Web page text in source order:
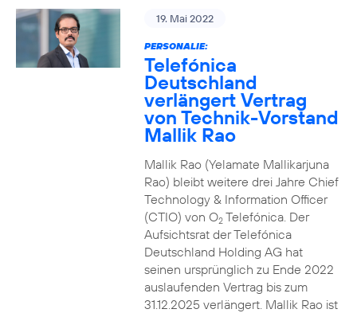
19. Mai 2022
PERSONALIE:
Telefónica
Deutschland
verlängert Vertrag
von Technik-Vorstand
Mallik Rao
Mallik Rao (Yelamate Mallikarjuna
Rao) bleibt weitere drei Jahre Chief
Technology & Information Officer
(CTIO) von O2Telefónica. Der
Aufsichtsrat der Telefónica
Deutschland Holding AG hat
seinen ursprünglich zu Ende 2022
auslaufenden Vertrag bis zum
31.12.2025 verlängert. Mallik Rao ist